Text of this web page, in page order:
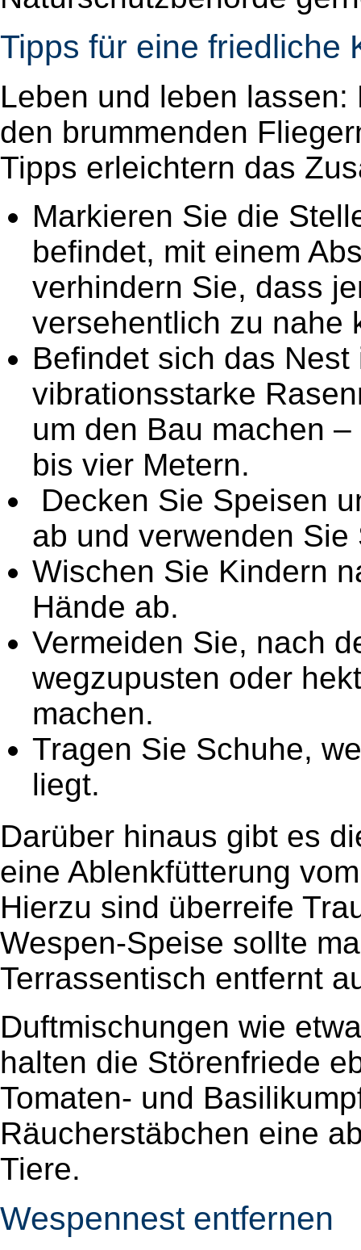
Tipps für eine friedliche
Leben und leben
den brummenden
Tipps erleichtern das
Markieren Sie die
befindet, mit einem
verhindern Sie, dass
versehentlich zu nahe
Befindet sich das
vibrationsstarke
um den Bau machen
bis vier Metern.
Decken Sie Speisen
ab und verwenden
Wischen Sie Kindern
Hände ab.
Vermeiden Sie, nach
wegzupusten oder
machen.
Tragen Sie Schuhe,
liegt.
Darüber hinaus gibt es
eine Ablenkfütterung
Hierzu sind überreife
Wespen-Speise sollte
Terrassentisch entfernt
Duftmischungen wie
halten die Störenfriede
Tomaten- und
Räucherstäbchen eine
Tiere.
Wespennest entfernen